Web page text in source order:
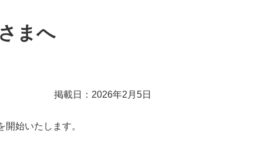
まへ
掲載日：2026年2月5日
始いたします。